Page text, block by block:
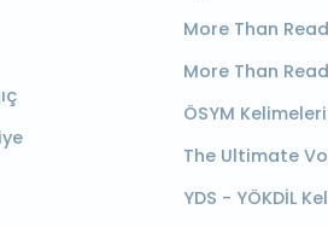
More Than
More Than
ÖSYM Kelimeleri
The Ultimate
YDS - YÖKDİL